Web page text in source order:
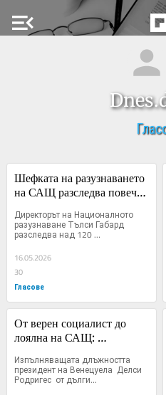
menu_open
Шефката на разузнаването
на САЩ разследва повече
чужбина
Директорът на Националното
разузнаване Тълси Габард
разследва над 120
биологични...
16.05.2026
30
Гласове
От верен социалист до
лоялна на САЩ:
Делси Родригес
Изпълняващата длъжността
президент на Венецуела  Делси
Родригес  от дълги...